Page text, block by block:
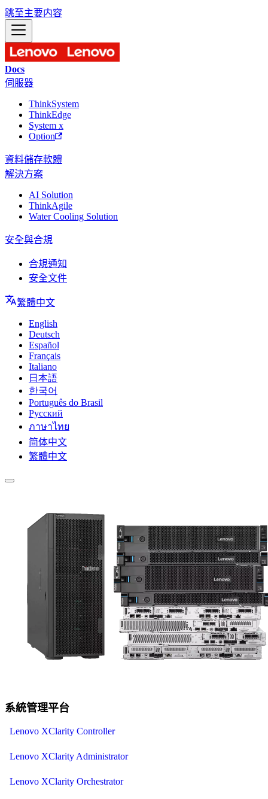
跳至主要内容
Docs
伺服器
ThinkSystem
ThinkEdge
System x
Option
資料儲存軟體
解決方案
AI Solution
ThinkAgile
Water Cooling Solution
安全與合規
合規通知
安全文件
繁體中文
English
Deutsch
Español
Français
Italiano
日本語
한국어
Português do Brasil
Русский
ภาษาไทย
简体中文
繁體中文
系統管理平台
Lenovo XClarity Controller
Lenovo XClarity Administrator
Lenovo XClarity Orchestrator